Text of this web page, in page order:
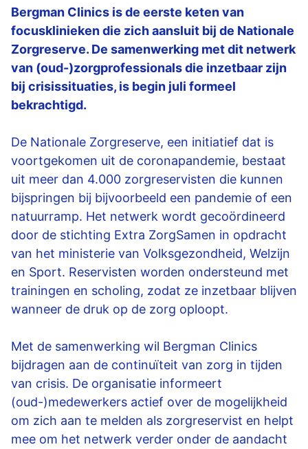
Bergman Clinics is de eerste keten van
focusklinieken die zich aansluit bij de Nationale
Zorgreserve. De samenwerking met dit netwerk
van (oud-)zorgprofessionals die inzetbaar zijn
bij crisissituaties, is begin juli formeel
bekrachtigd.
De Nationale Zorgreserve, een initiatief dat is
voortgekomen uit de coronapandemie, bestaat
uit meer dan 4.000 zorgreservisten die kunnen
bijspringen bij bijvoorbeeld een pandemie of een
natuurramp. Het netwerk wordt gecoördineerd
door de stichting Extra ZorgSamen in opdracht
van het ministerie van Volksgezondheid, Welzijn
en Sport. Reservisten worden ondersteund met
trainingen en scholing, zodat ze inzetbaar blijven
wanneer de druk op de zorg oploopt.
Met de samenwerking wil Bergman Clinics
bijdragen aan de continuïteit van zorg in tijden
van crisis. De organisatie informeert
(oud-)medewerkers actief over de mogelijkheid
om zich aan te melden als zorgreservist en helpt
mee om het netwerk verder onder de aandacht